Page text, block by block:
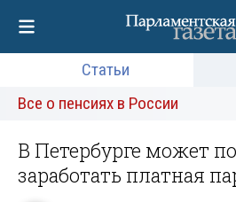
Статьи
Все о пенсиях в России
В Петербурге может
заработать платная